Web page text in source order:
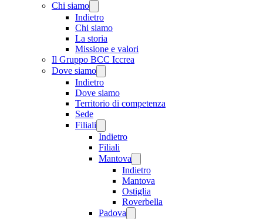
Chi siamo
Indietro
Chi siamo
La storia
Missione e valori
Il Gruppo BCC Iccrea
Dove siamo
Indietro
Dove siamo
Territorio di competenza
Sede
Filiali
Indietro
Filiali
Mantova
Indietro
Mantova
Ostiglia
Roverbella
Padova